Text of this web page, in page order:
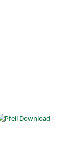
Download